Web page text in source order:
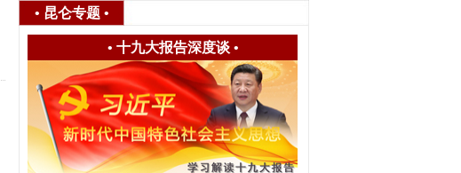
• 昆仑专题 •
• 十九大报告深度谈•